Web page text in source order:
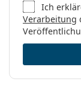
Ich
Verarbeitung